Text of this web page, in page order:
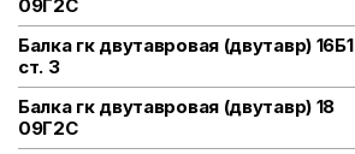
09Г2С
Балка гк двутавровая (двутавр) 16Б1
ст. 3
Балка гк двутавровая (двутавр) 18
09Г2С